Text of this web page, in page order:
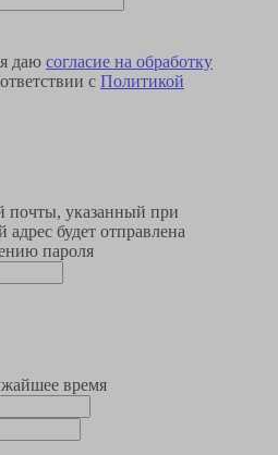
даю согласие на обработку
с Политикой
почты, указанный при
будет отправлена
пароля
время